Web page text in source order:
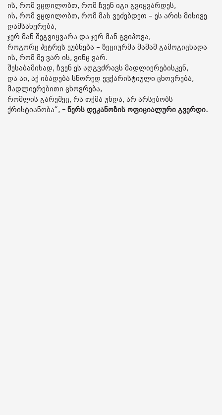
ის, რომ ვცდილობთ, რომ ჩვენ იგი გვიყვარდეს,
ის, რომ ვცდილობთ, რომ მას ვეძებდეთ – ეს არის მისივე
დამსახურება,
ჯერ მან შეგვიყვარა და ჯერ მან გვიპოვა,
როგორც პეტრეს ეუბნება – ზეციურმა მამამ გამოგიცხადა
ის, რომ მე ვარ ის, ვინც ვარ.
შესაბამისად, ჩვენ ეს აღგვძრავს მადლიერებისკენ,
და აი, აქ იბადება სწორედ ევქარისტიული ცხოვრება,
მადლიერებითი ცხოვრება,
რომლის გარეშეც, რა თქმა უნდა, არ არსებობს
ქრისტიანობა“, - წერს დეკანოზის ოფიციალური გვერდი.